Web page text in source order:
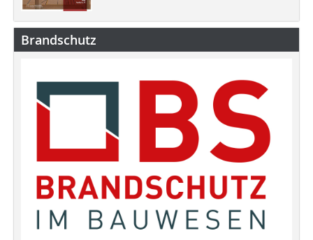
Brandschutz